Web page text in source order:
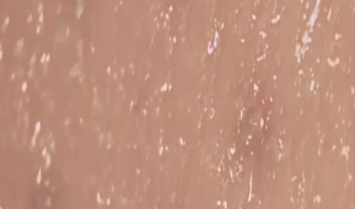
Przenośny ultrasonograf
Ręczny skaner ultradźwiękowy
Weterynaryjny skaner ultradźwiękowy